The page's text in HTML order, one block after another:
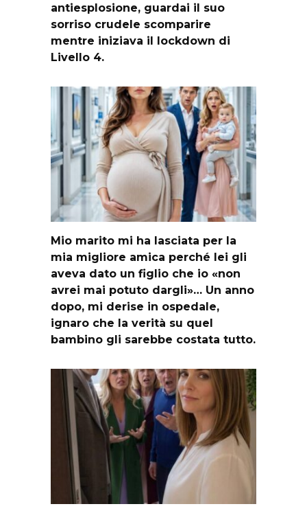
antiesplosione, guardai il suo
sorriso crudele scomparire
mentre iniziava il lockdown di
Livello 4.
Mio marito mi ha lasciata per la
mia migliore amica perché lei gli
aveva dato un figlio che io «non
avrei mai potuto dargli»… Un anno
dopo, mi derise in ospedale,
ignaro che la verità su quel
bambino gli sarebbe costata tutto.